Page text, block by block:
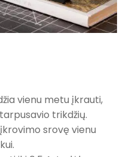
vienu metu įkrauti,
trikdžių.
įkrovimo srovę vienu